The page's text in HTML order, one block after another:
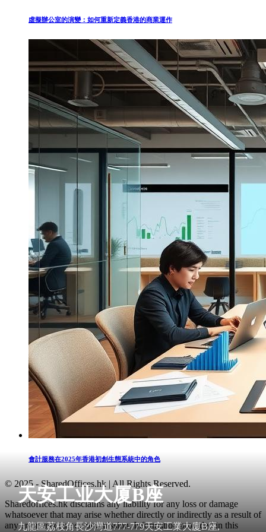
天安工业大厦B座
九龍區荔枝角長沙灣道777-779天安工業大廈B座,
虛擬辦公室的演變：如何重新定義香港的商業運作
會計服務在2025年香港初創生態系統中的角色
© 2025 - SharedOffices.hk | All Rights Reserved.
Sharedoffices.hk disclaims any liability for any loss or damage
whatsoever that may arise whether directly or indirectly as a result of
any error, inaccuracy or omission. Information provided in this